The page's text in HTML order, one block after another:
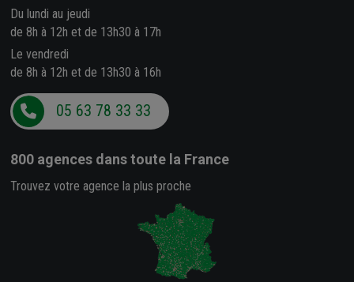
Du lundi au jeudi
de 8h à 12h et de 13h30 à 17h
Le vendredi
de 8h à 12h et de 13h30 à 16h
05 63 78 33 33
800 agences dans toute la France
Trouvez votre agence la plus proche